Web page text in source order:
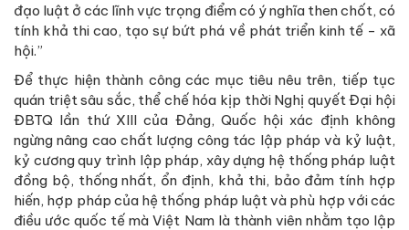
đạo luật ở các lĩnh vực trọng điểm có ý nghĩa then chốt, có
tính khả thi cao, tạo sự bứt phá về phát triển kinh tế - xã
hội.”
Để thực hiện thành công các mục tiêu nêu trên, tiếp tục
quán triệt sâu sắc, thể chế hóa kịp thời Nghị quyết Đại hội
ĐBTQ lần thứ XIII của Đảng, Quốc hội xác định không
ngừng nâng cao chất lượng công tác lập pháp và kỷ luật,
kỷ cương quy trình lập pháp, xây dựng hệ thống pháp luật
đồng bộ, thống nhất, ổn định, khả thi, bảo đảm tính hợp
hiến, hợp pháp của hệ thống pháp luật và phù hợp với các
điều ước quốc tế mà Việt Nam là thành viên nhằm tạo lập